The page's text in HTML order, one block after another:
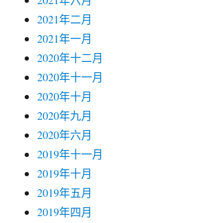
2021年二月
2021年一月
2020年十二月
2020年十一月
2020年十月
2020年九月
2020年六月
2019年十一月
2019年十月
2019年五月
2019年四月